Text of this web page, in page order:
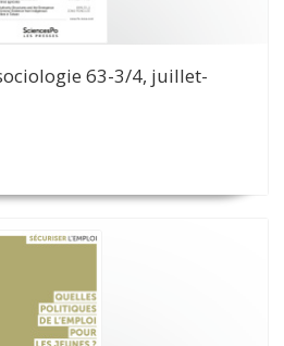
63-3/4, juillet-